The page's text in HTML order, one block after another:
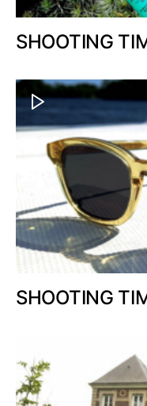
SHOOTING
SHOOTING